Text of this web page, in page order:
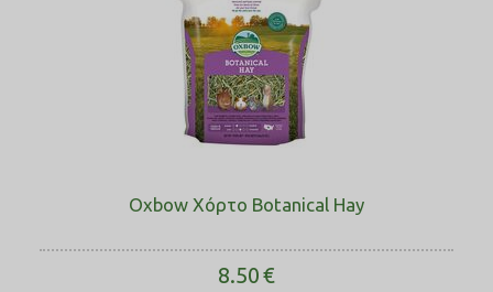
Oxbow Χόρτο Botanical Hay
8.50€